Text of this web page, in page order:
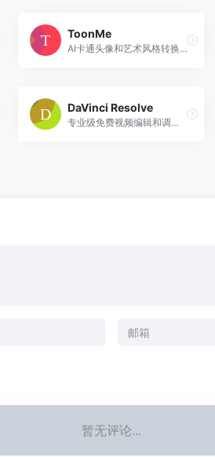
ToonMe
AI卡通头像和艺术风格转换平台，将照片转换为卡通形象
DaVinci Resolve
专业级免费视频编辑和调色软件，集成完整的后期制作流程
暂无评论...